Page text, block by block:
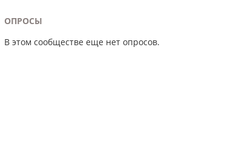
ОПРОСЫ
В этом сообществе еще нет опросов.